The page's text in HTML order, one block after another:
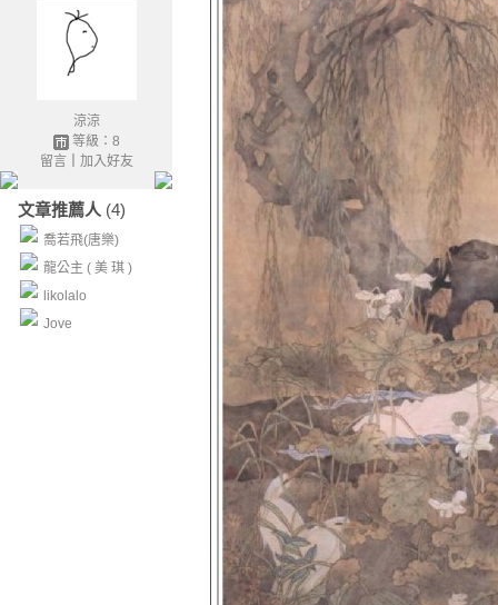
涼涼
等級：8
留言｜ 加入好友
文章推薦人 (4)
喬若飛(唐樂)
龍公主 ( 美 琪 )
likolalo
Jove